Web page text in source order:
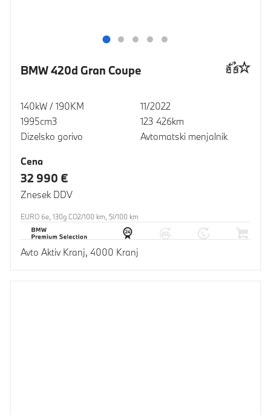
BMW 420d Gran Coupe
140kW / 190KM
1995cm3
Dizelsko gorivo
11/2022
123 426km
Avtomatski menjalnik
Cena
32 990 €
Znesek DDV
EURO 6e, 130g CO2/100 km, 5l/100 km
Avto Aktiv Kranj, 4000 Kranj